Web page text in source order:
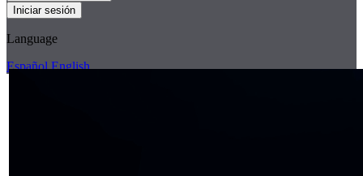
Iniciar sesión
Language
Español English